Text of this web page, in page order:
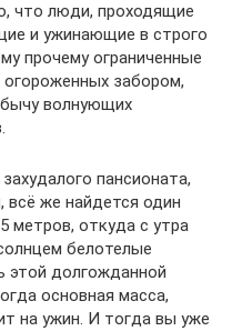
что люди, проходящие
и ужинающие в строго
прочему ограниченные
забором,
волнующих
пансионата,
всё же найдется один
метров, откуда с утра
белотелые
долгожданной
основная масса,
на ужин. И тогда вы уже